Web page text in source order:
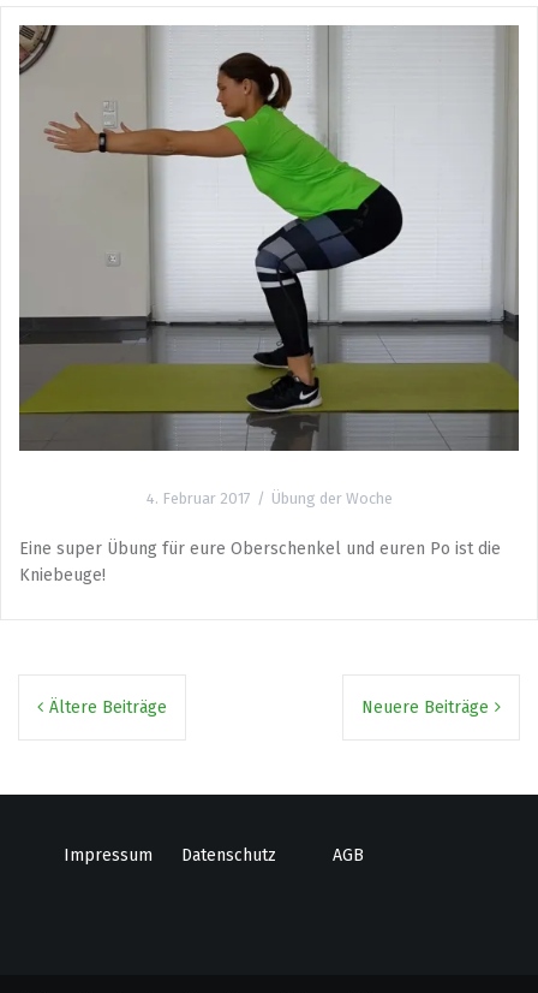
4. Februar 2017 Übung der Woche
Eine super Übung für eure Oberschenkel und euren Po ist die
Kniebeuge!
Beitragsnavigation
Ältere Beiträge Neuere Beiträge
Impressum Datenschutz AGB